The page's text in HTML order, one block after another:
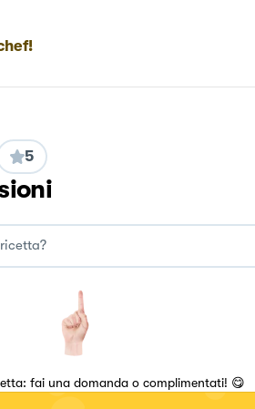
5
fai una domanda o complimentati! 😋